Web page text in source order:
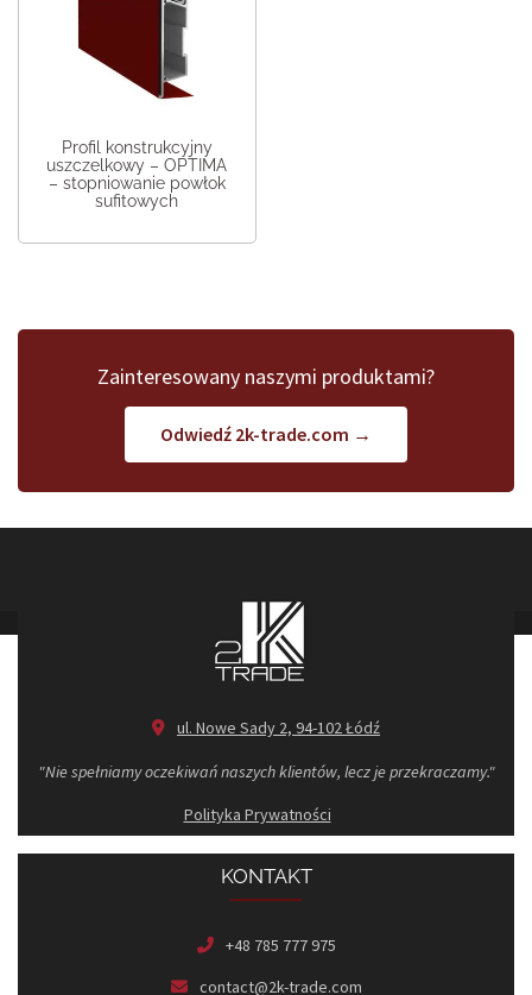
Profil konstrukcyjny
uszczelkowy – OPTIMA
– stopniowanie powłok
sufitowych
Zainteresowany naszymi produktami?
Odwiedź 2k-trade.com →
ul. Nowe Sady 2, 94-102 Łódź
"Nie spełniamy oczekiwań naszych klientów, lecz je przekraczamy."
Polityka Prywatności
KONTAKT
+48 785 777 975
contact@2k-trade.com